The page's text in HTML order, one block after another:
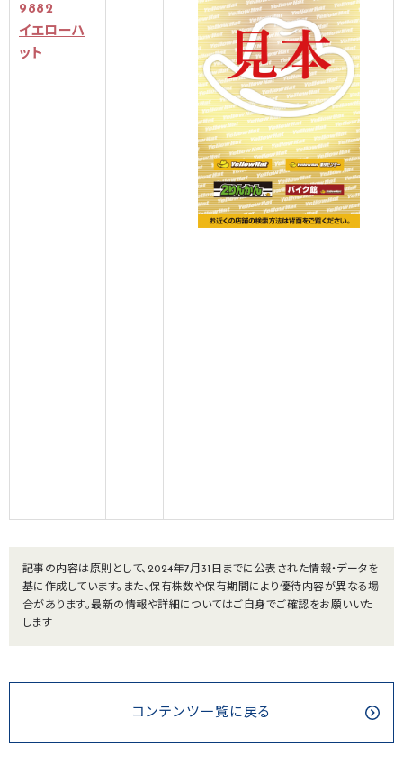
9882
イエローハ
ット
記事の内容は原則として、2024年7月31日までに公表された情報・データを
基に作成しています。また、保有株数や保有期間により優待内容が異なる場
合があります。最新の情報や詳細についてはご自身でご確認をお願いいた
します
コンテンツ一覧に戻る